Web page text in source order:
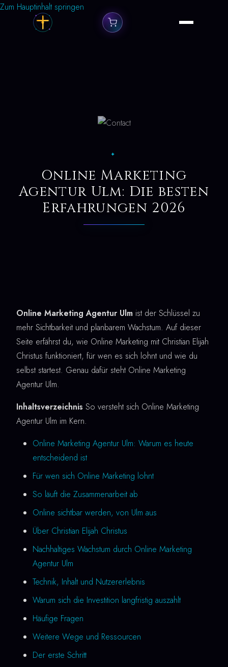
Zum Hauptinhalt springen
✦
Online Marketing
Agentur Ulm: Die besten
Erfahrungen 2026
Online Marketing Agentur Ulm ist der Schlüssel zu
mehr Sichtbarkeit und planbarem Wachstum. Auf dieser
Seite erfährst du, wie Online Marketing mit Christian Elijah
Christus funktioniert, für wen es sich lohnt und wie du
selbst startest. Genau dafür steht Online Marketing
Agentur Ulm.
Inhaltsverzeichnis So versteht sich Online Marketing
Agentur Ulm im Kern.
Online Marketing Agentur Ulm: Warum es heute
entscheidend ist
Für wen sich Online Marketing lohnt
So läuft die Zusammenarbeit ab
Online sichtbar werden, von Ulm aus
Über Christian Elijah Christus
Nachhaltiges Wachstum durch Online Marketing
Agentur Ulm
Technik, Inhalt und Nutzererlebnis
Warum sich die Investition langfristig auszahlt
Häufige Fragen
Weitere Wege und Ressourcen
Der erste Schritt